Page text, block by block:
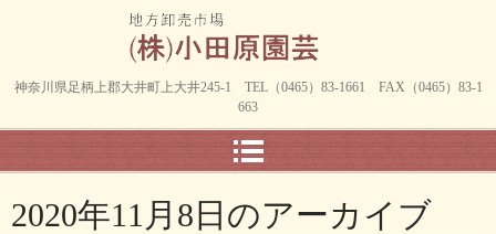
神奈川県足柄上郡大井町上大井245-1 TEL（0465）83-1661 FAX（0465）83-1
663
2020年11月8日 のアーカイブ